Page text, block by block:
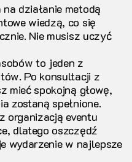
działanie metodą
wiedzą, co się
Nie musisz uczyć
to jeden z
Po konsultacji z
mieć spokojną głowę,
zostaną spełnione.
organizacją eventu
dlatego oszczędź
wydarzenie w najlepsze